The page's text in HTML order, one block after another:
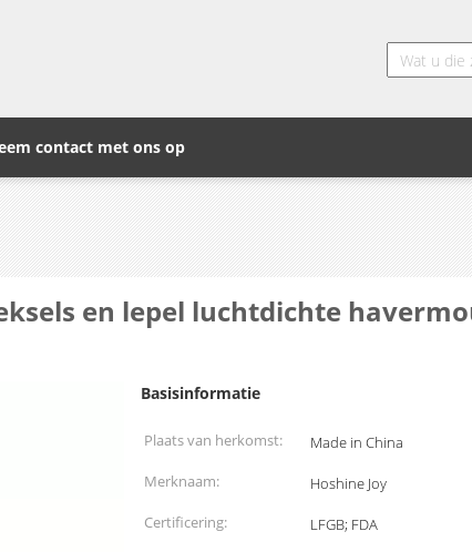
contact met ons op
en lepel luchtdichte
Basisinformatie
Plaats van herkomst:
Made in China
Merknaam:
Hoshine Joy
Certificering:
LFGB; FDA